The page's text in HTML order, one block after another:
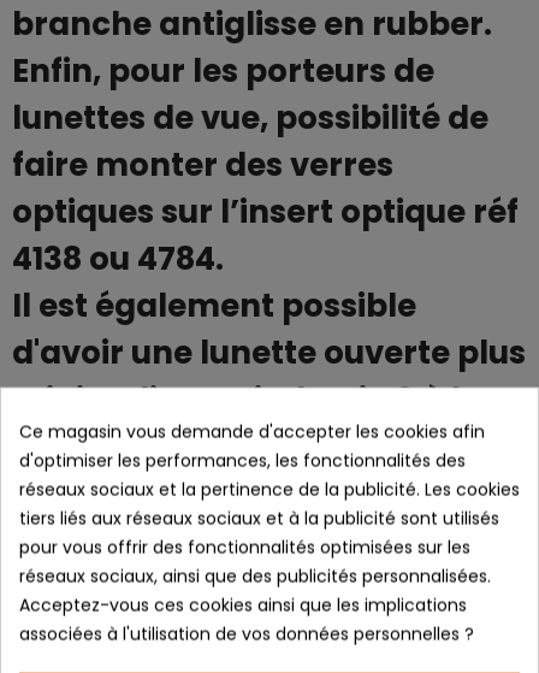
branche antiglisse en rubber.
Enfin, pour les porteurs de
lunettes de vue, possibilité de
faire monter des verres
optiques sur l’insert optique réf
4138 ou 4784.
Il est également possible
d'avoir une lunette ouverte plus
minimaliste voir dessin 9 à la
fin.
LES + PRODUITS :
- Écran cylindrique ultra couvrant.
- Écran de haute qualité 4 ventilations pour favoriser le flux d’air et
Ce magasin vous demande d'accepter les cookies afin
d'optimiser les performances, les fonctionnalités des
réseaux sociaux et la pertinence de la publicité. Les cookies
tiers liés aux réseaux sociaux et à la publicité sont utilisés
pour vous offrir des fonctionnalités optimisées sur les
réseaux sociaux, ainsi que des publicités personnalisées.
Acceptez-vous ces cookies ainsi que les implications
associées à l'utilisation de vos données personnelles ?